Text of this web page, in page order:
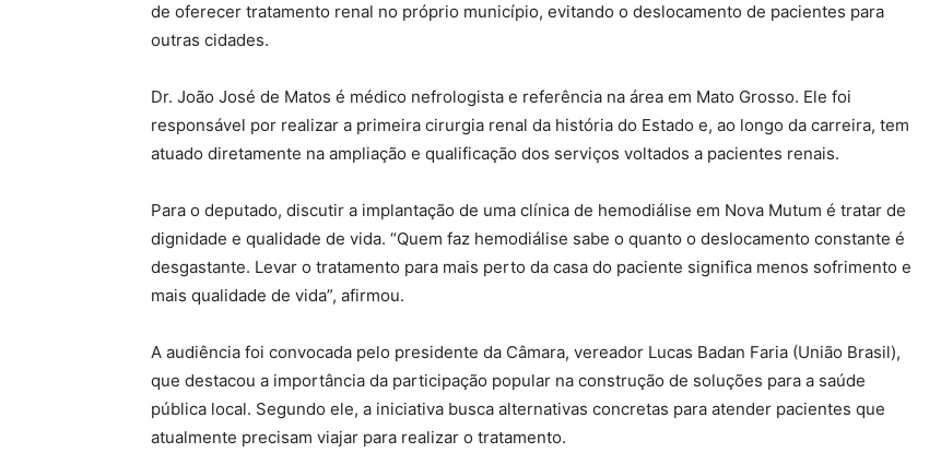
de oferecer tratamento renal no próprio município, evitando o deslocamento de pacientes para
outras cidades.
Dr. João José de Matos é médico nefrologista e referência na área em Mato Grosso. Ele foi
responsável por realizar a primeira cirurgia renal da história do Estado e, ao longo da carreira, tem
atuado diretamente na ampliação e qualificação dos serviços voltados a pacientes renais.
Para o deputado, discutir a implantação de uma clínica de hemodiálise em Nova Mutum é tratar de
dignidade e qualidade de vida. “Quem faz hemodiálise sabe o quanto o deslocamento constante é
desgastante. Levar o tratamento para mais perto da casa do paciente significa menos sofrimento e
mais qualidade de vida”, afirmou.
A audiência foi convocada pelo presidente da Câmara, vereador Lucas Badan Faria (União Brasil),
que destacou a importância da participação popular na construção de soluções para a saúde
pública local. Segundo ele, a iniciativa busca alternativas concretas para atender pacientes que
atualmente precisam viajar para realizar o tratamento.